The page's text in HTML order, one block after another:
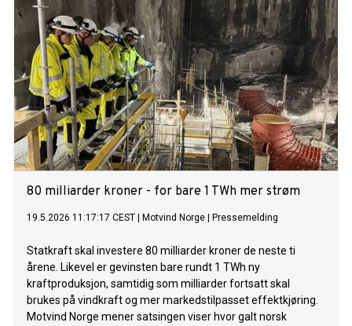
80 milliarder kroner - for bare 1 TWh mer strøm
19.5.2026 11:17:17 CEST Motvind Norge Pressemelding
Statkraft skal investere 80 milliarder kroner de neste ti
årene. Likevel er gevinsten bare rundt 1 TWh ny
kraftproduksjon, samtidig som milliarder fortsatt skal
brukes på vindkraft og mer markedstilpasset effektkjøring.
Motvind Norge mener satsingen viser hvor galt norsk